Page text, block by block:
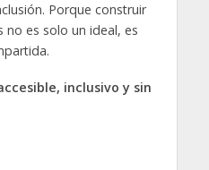
Porque construir
es solo un ideal, es
inclusivo y sin